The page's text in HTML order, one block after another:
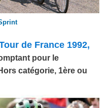
de France 1992,
pour le
catégorie, 1ère ou